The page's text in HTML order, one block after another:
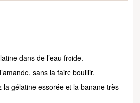
dans de l’eau froide.
sans la faire bouillir.
la gélatine essorée et la banane très